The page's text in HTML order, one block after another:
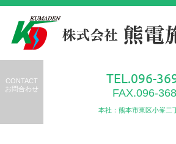
CONTACT
お問合わせ
TEL.096-
FAX.096-
本社：熊本市東区小峯二